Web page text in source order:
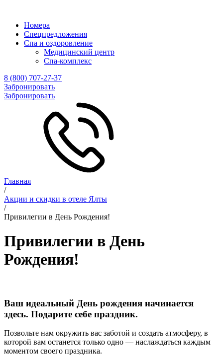
Номера
Спецпредложения
Спа и оздоровление
Медицинский центр
Cпа-комплекс
8 (800) 707-27-37
Забронировать
Забронировать
Главная
/
Акции и скидки в отеле Ялты
/
Привилегии в День Рождения!
Привилегии в День
Рождения!
Ваш идеальный День рождения начинается
здесь. Подарите себе праздник.
Позвольте нам окружить вас заботой и создать атмосферу, в
которой вам останется только одно — наслаждаться каждым
моментом своего праздника.